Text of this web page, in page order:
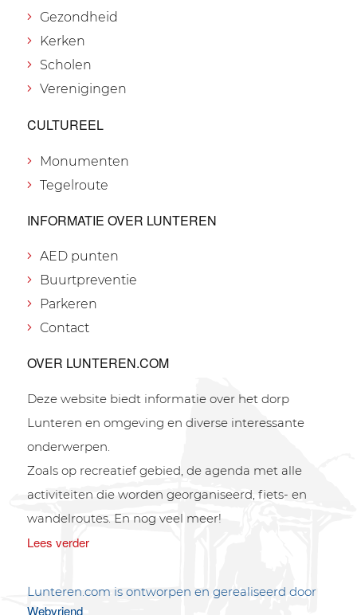
Gezondheid
Kerken
Scholen
Verenigingen
CULTUREEL
Monumenten
Tegelroute
INFORMATIE OVER LUNTEREN
AED punten
Buurtpreventie
Parkeren
Contact
OVER LUNTEREN.COM
Deze website biedt informatie over het dorp
Lunteren en omgeving en diverse interessante
onderwerpen.
Zoals op recreatief gebied, de agenda met alle
activiteiten die worden georganiseerd, fiets- en
wandelroutes. En nog veel meer!
Lees verder
Lunteren.com is ontworpen en gerealiseerd door
Webvriend